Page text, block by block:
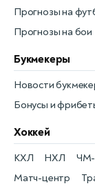
Прогнозы на
Прогнозы на бои
Букмекеры
Бонусы и
Новости
Хоккей
КХЛ
Матч-центр
НХЛ
ЧМ-